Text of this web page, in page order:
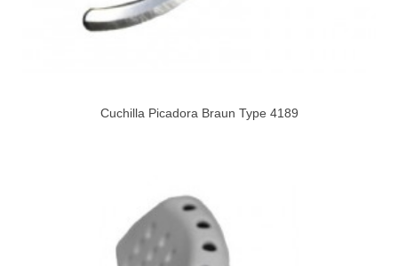
Cuchilla Picadora Braun Type 4189